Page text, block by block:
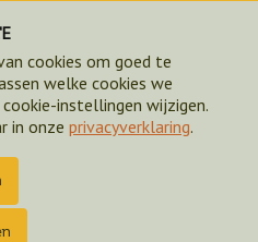
cookies om goed te
welke cookies we
instellingen wijzigen.
in onze privacyverklaring.